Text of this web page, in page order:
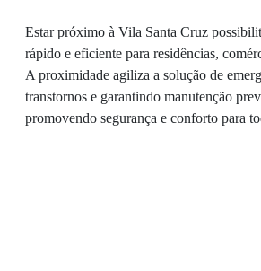
Estar próximo à Vila Santa Cruz
rápido e eficiente para residências,
A proximidade agiliza a solução de
transtornos e garantindo manutenção
promovendo segurança e conforto para